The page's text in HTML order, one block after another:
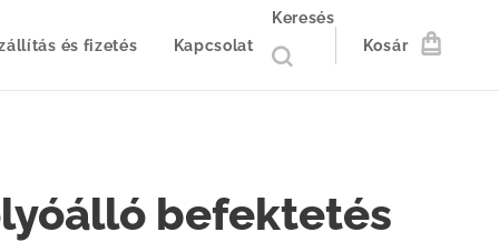
és fizetés Kapcsolat
Keresés
Kosár
befektetés